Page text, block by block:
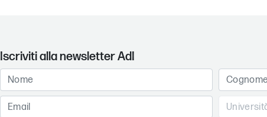
Iscriviti alla newsletter AdI